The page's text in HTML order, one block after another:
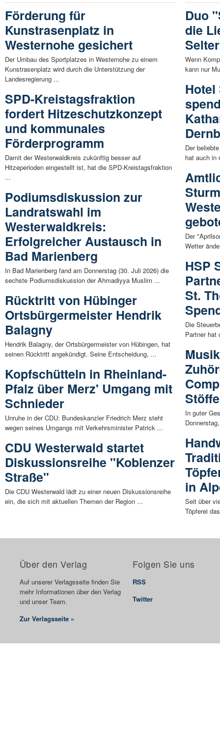
Förderung für
Kunstrasenplatz in
Westernohe gesichert
Der Umbau des Sportplatzes in Westernohe zu einem
Kunstrasenplatz wird durch die Unterstützung der
Landesregierung ...
SPD-Kreistagsfraktion
fordert Hitzeschutzkonzept
und kommunales
Förderprogramm
Damit der Westerwaldkreis zukünftig besser auf
Hitzeperioden eingestellt ist, hat die SPD-Kreistagsfraktion
...
Podiumsdiskussion zur
Landratswahl im
Westerwaldkreis:
Erfolgreicher Austausch in
Bad Marienberg
In Bad Marienberg fand am Donnerstag (30. Juli 2026) die
sechste Podiumsdiskussion der Ahmadiyya Muslim ...
Rücktritt von Hübinger
Ortsbürgermeister Hendrik
Balagny
Hendrik Balagny, der Ortsbürgermeister von Hübingen, hat
seinen Rücktritt angekündigt. Seine Entscheidung, ...
Kopfschütteln in Rheinland-
Pfalz über Merz' Umgang mit
Schnieder
Unruhe in der CDU: Bundeskanzler Friedrich Merz steht
wegen seines Umgangs mit Verkehrsminister Patrick ...
CDU Westerwald startet
Diskussionsreihe "Koblenzer
Straße"
Die CDU Westerwald lädt zu einer neuen Diskussionsreihe
ein, die sich mit aktuellen Themen der Region ...
Duo
die
Wenn
kann nur
Der
hat auch in
Der
Wetter
HSP
St.
Die
Partner hat
In guter
in
Seit über
Töpferei
Über den Verlag
Auf unserer Verlagsseite finden Sie
mehr Informationen über den Verlag
und unser Team.
Zur Verlagsseite »
Folgen Sie uns
RSS
Twitter